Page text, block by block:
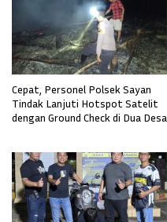
Cepat, Personel Polsek Sayan
Tindak Lanjuti Hotspot Satelit
dengan Ground Check di Dua Desa